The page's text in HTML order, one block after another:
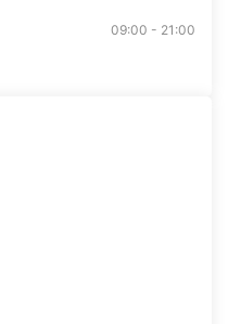
09:00 - 21:00